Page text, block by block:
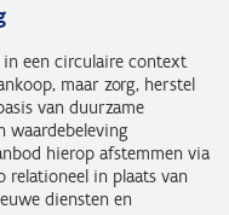
een circulaire context
maar zorg, herstel
van duurzame
waardebeleving
hierop afstemmen via
relationeel in plaats van
diensten en